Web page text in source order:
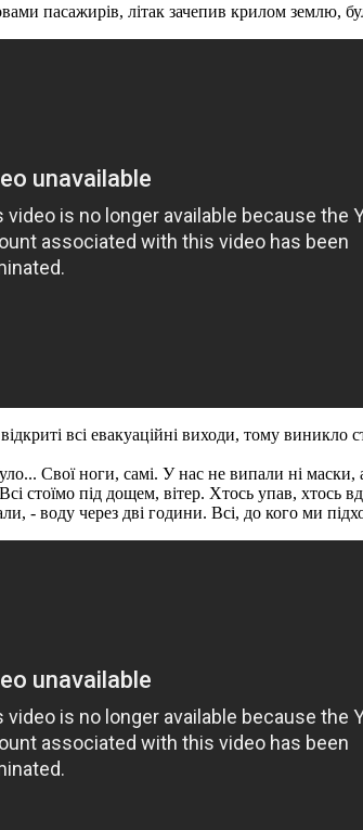
пасажирів, літак зачепив крилом землю,
всі евакуаційні виходи, тому виникло
Свої ноги, самі. У нас не випали ні
Всі стоїмо під дощем, вітер. Хтось упав,
- воду через дві години. Всі, до кого ми